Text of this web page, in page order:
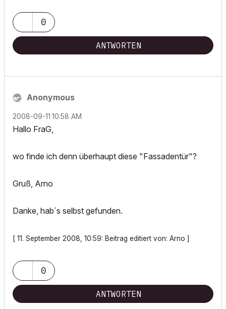
0
ANTWORTEN
Anonymous
‎2008-09-11 10:58 AM
Hallo FraG,
wo finde ich denn überhaupt diese "Fassadentür"?
Gruß, Arno
Danke, hab´s selbst gefunden.
[ 11. September 2008, 10:59: Beitrag editiert von: Arno ]
0
ANTWORTEN